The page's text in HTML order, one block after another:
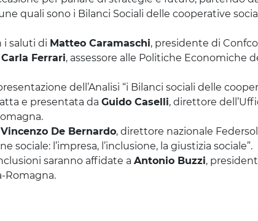
quali sono i Bilanci Sociali delle cooperative
i saluti di Matteo Caramaschi, presidente di
Ferrari, assessore alle Politiche Economiche
dell’Analisi “i Bilanci sociali delle
e presentata da Guido Caselli, direttore
Vincenzo De Bernardo, direttore nazionale
sociale: l’impresa, l’inclusione, la giustizia sociale”.
saranno affidate a Antonio Buzzi,
Romagna.